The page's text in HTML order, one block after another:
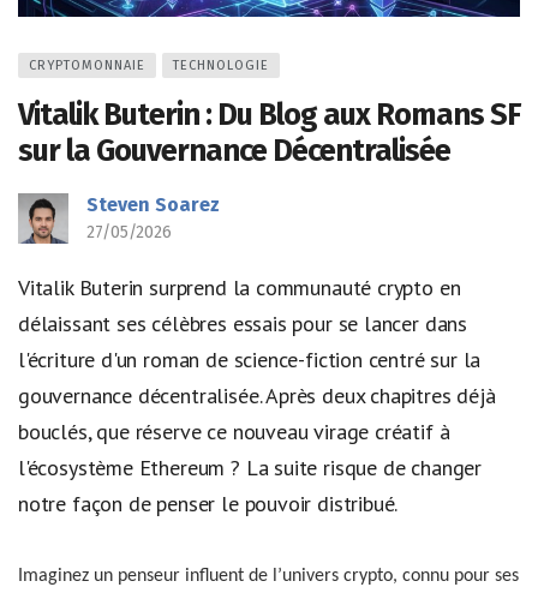
CRYPTOMONNAIE TECHNOLOGIE
Vitalik Buterin : Du Blog aux Romans SF
sur la Gouvernance Décentralisée
Steven Soarez
27/05/2026
Vitalik Buterin surprend la communauté crypto en
délaissant ses célèbres essais pour se lancer dans
l'écriture d'un roman de science-fiction centré sur la
gouvernance décentralisée. Après deux chapitres déjà
bouclés, que réserve ce nouveau virage créatif à
l'écosystème Ethereum ? La suite risque de changer
notre façon de penser le pouvoir distribué.
Imaginez un penseur influent de l’univers crypto, connu pour ses